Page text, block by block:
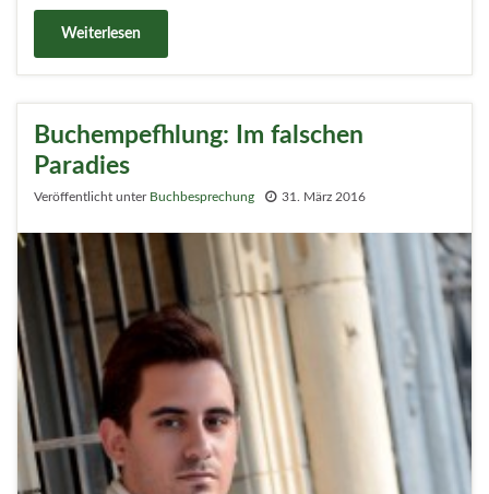
Weiterlesen
Buchempefhlung: Im falschen
Paradies
Veröffentlicht unter Buchbesprechung 31. März 2016